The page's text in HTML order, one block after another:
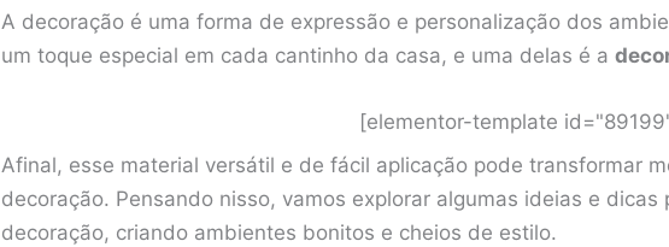
A decoração é uma forma de expressão e personalização dos
um toque especial em cada cantinho da casa, e uma delas é a
[elementor-template
Afinal, esse material versátil e de fácil aplicação pode transformar
decoração. Pensando nisso, vamos explorar algumas ideias e
decoração, criando ambientes bonitos e cheios de estilo.